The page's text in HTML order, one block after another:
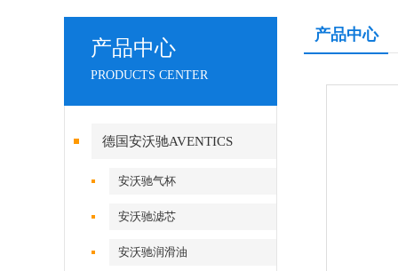
产品中心
PRODUCTS CENTER
德国安沃驰AVENTICS
安沃驰气杯
安沃驰滤芯
安沃驰润滑油
产品中心